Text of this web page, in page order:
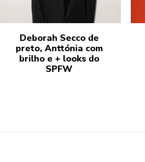
Deborah Secco de
preto, Anttónia com
brilho e + looks do
SPFW